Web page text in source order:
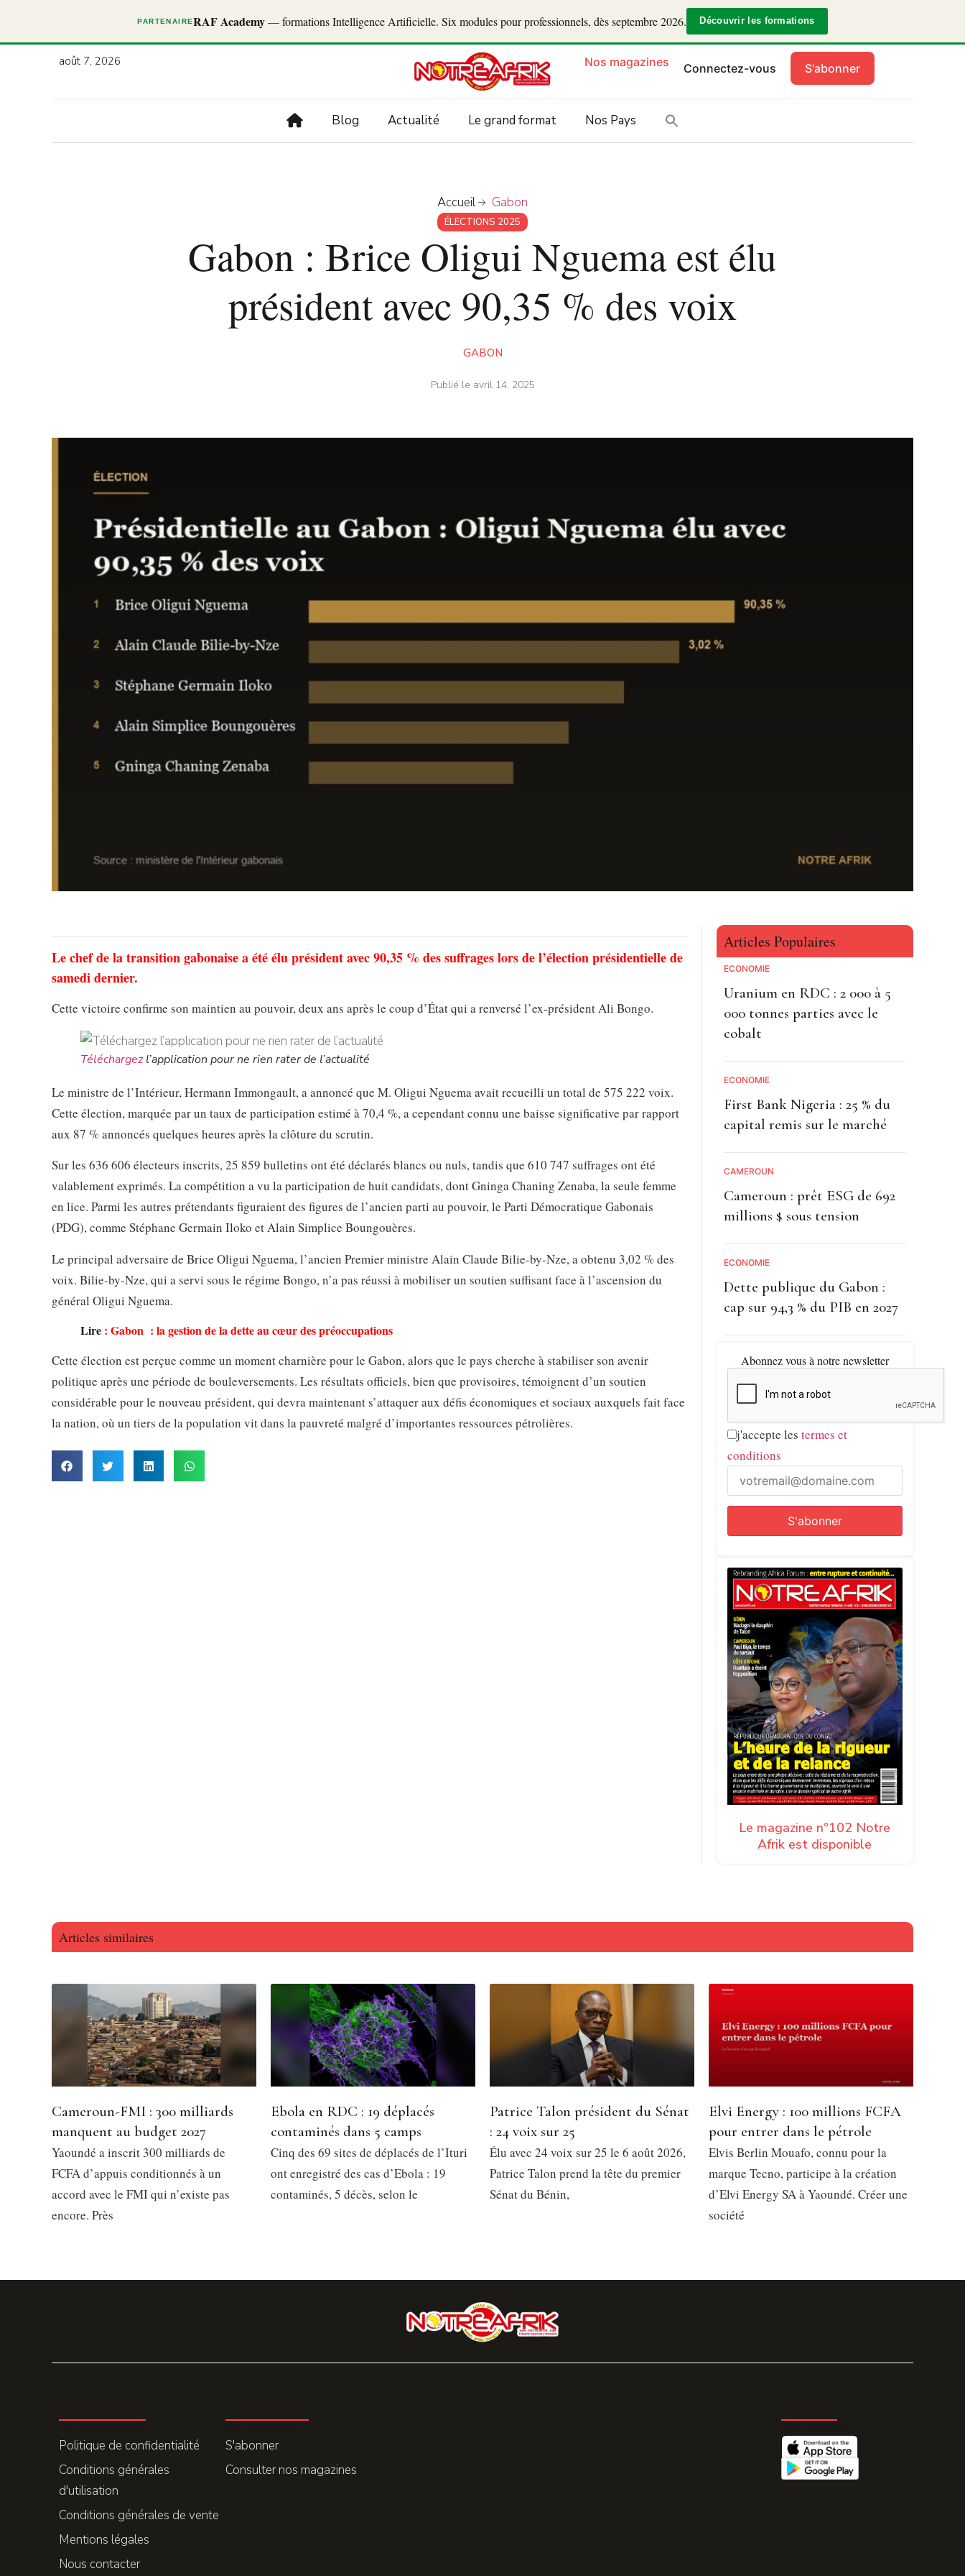
PARTENAIRERAF Academy— formations Intelligence Artificielle. Six modules pour professionnels, dès septembre 2026. Découvrir les formations
août 7, 2026 Nos magazines Connectez-vous S'abonner
Blog Actualité Le grand format Nos Pays
Accueil Gabon
ÉLECTIONS 2025
Gabon : Brice Oligui Nguema est élu
président avec 90,35 % des voix
GABON
Publié le avril 14, 2025
Le chef de la transition gabonaise a été élu président avec 90,35 % des suffrages lors de l’élection présidentielle de
samedi dernier.
Cette victoire confirme son maintien au pouvoir, deux ans après le coup d’État qui a renversé l’ex-président Ali Bongo.
Téléchargezl’application pour ne rien rater de l’actualité
Le ministre de l’Intérieur, Hermann Immongault, a annoncé que M. Oligui Nguema avait recueilli un total de 575 222 voix.
Cette élection, marquée par un taux de participation estimé à 70,4 %, a cependant connu une baisse significative par rapport
aux 87 % annoncés quelques heures après la clôture du scrutin.
Sur les 636 606 électeurs inscrits, 25 859 bulletins ont été déclarés blancs ou nuls, tandis que 610 747 suffrages ont été
valablement exprimés. La compétition a vu la participation de huit candidats, dont Gninga Chaning Zenaba, la seule femme
en lice. Parmi les autres prétendants figuraient des figures de l’ancien parti au pouvoir, le Parti Démocratique Gabonais
(PDG), comme Stéphane Germain Iloko et Alain Simplice Boungouères.
Le principal adversaire de Brice Oligui Nguema, l’ancien Premier ministre Alain Claude Bilie-by-Nze, a obtenu 3,02 % des
voix. Bilie-by-Nze, qui a servi sous le régime Bongo, n’a pas réussi à mobiliser un soutien suffisant face à l’ascension du
général Oligui Nguema.
Lire : Gabon : la gestion de la dette au cœur des préoccupations
Cette élection est perçue comme un moment charnière pour le Gabon, alors que le pays cherche à stabiliser son avenir
politique après une période de bouleversements. Les résultats officiels, bien que provisoires, témoignent d’un soutien
considérable pour le nouveau président, qui devra maintenant s’attaquer aux défis économiques et sociaux auxquels fait face
la nation, où un tiers de la population vit dans la pauvreté malgré d’importantes ressources pétrolières.
Articles Populaires
ECONOMIE
Uranium en RDC : 2 000 à 5
000 tonnes parties avec le
cobalt
ECONOMIE
First Bank Nigeria : 25 % du
capital remis sur le marché
CAMEROUN
Cameroun : prêt ESG de 692
millions $ sous tension
ECONOMIE
Dette publique du Gabon :
cap sur 94,3 % du PIB en 2027
Abonnez vous à notre newsletter
j'accepte les termes et
conditions
Le magazine n°102 Notre
Afrik est disponible
Articles similaires
Cameroun-FMI : 300 milliards
manquent au budget 2027
Yaoundé a inscrit 300 milliards de
FCFA d’appuis conditionnés à un
accord avec le FMI qui n’existe pas
encore. Près
Ebola en RDC : 19 déplacés
contaminés dans 5 camps
Cinq des 69 sites de déplacés de l’Ituri
ont enregistré des cas d’Ebola : 19
contaminés, 5 décès, selon le
Patrice Talon président du Sénat
: 24 voix sur 25
Élu avec 24 voix sur 25 le 6 août 2026,
Patrice Talon prend la tête du premier
Sénat du Bénin,
Elvi Energy : 100 millions FCFA
pour entrer dans le pétrole
Elvis Berlin Mouafo, connu pour la
marque Tecno, participe à la création
d’Elvi Energy SA à Yaoundé. Créer une
société
Politique de confidentialité
Conditions générales
d'utilisation
Conditions générales de vente
Mentions légales
Nous contacter
S'abonner
Consulter nos magazines